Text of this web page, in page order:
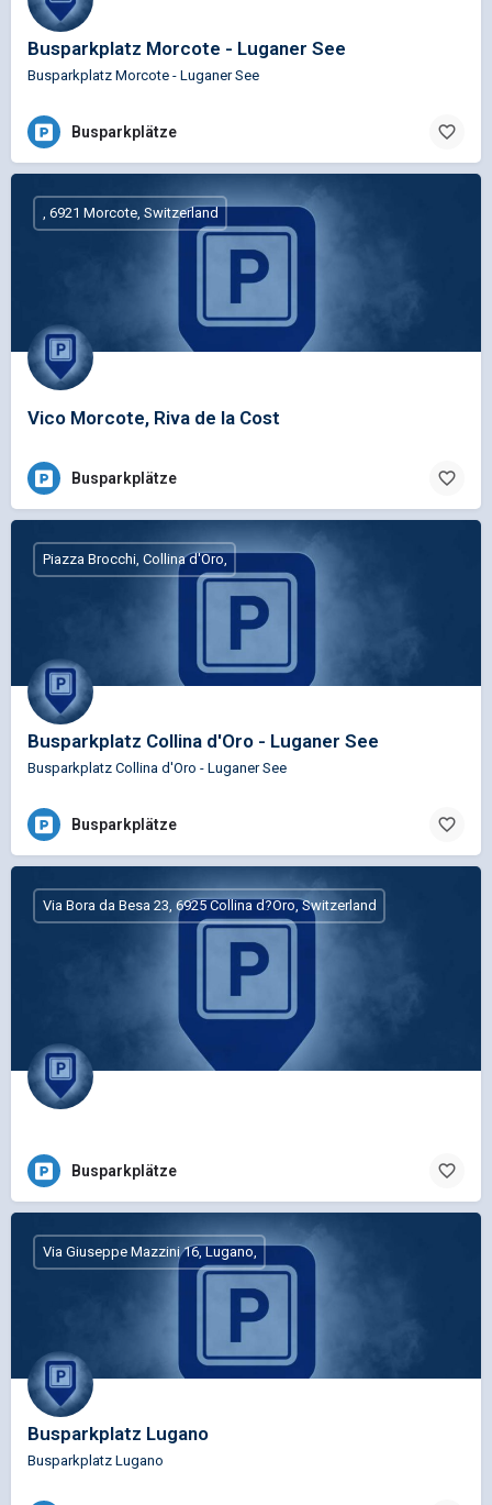
Busparkplatz Morcote - Luganer See
Busparkplatz Morcote - Luganer See
Busparkplätze
Vico Morcote, Riva de la Cost
, 6921 Morcote, Switzerland
Busparkplätze
Busparkplatz Collina d'Oro - Luganer See
Busparkplatz Collina d'Oro - Luganer See
Piazza Brocchi, Collina d'Oro,
Busparkplätze
Via Bora da Besa 23, 6925 Collina d?Oro, Switzerland
Busparkplätze
Busparkplatz Lugano
Busparkplatz Lugano
Via Giuseppe Mazzini 16, Lugano,